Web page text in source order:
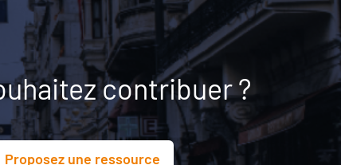
contribuer ?
Proposez une ressource